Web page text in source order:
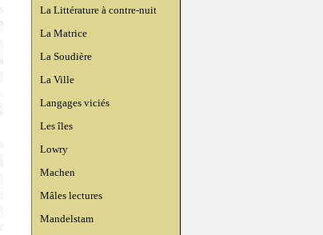
La Littérature à contre-nuit
La Matrice
La Soudière
La Ville
Langages viciés
Les îles
Lowry
Machen
Mâles lectures
Mandelstam